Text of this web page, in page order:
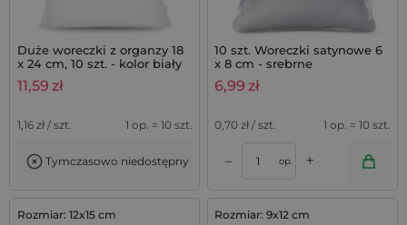
Duże woreczki z organzy 18
x 24 cm, 10 szt. - kolor biały
11,59 zł
1,16 zł / szt. 1 op. = 10 szt.
Tymczasowo niedostępny
10 szt. Woreczki satynowe 6
x 8 cm - srebrne
6,99 zł
0,70 zł / szt. 1 op. = 10 szt.
– op. +
Rozmiar: 12x15 cm
Rozmiar: 9x12 cm